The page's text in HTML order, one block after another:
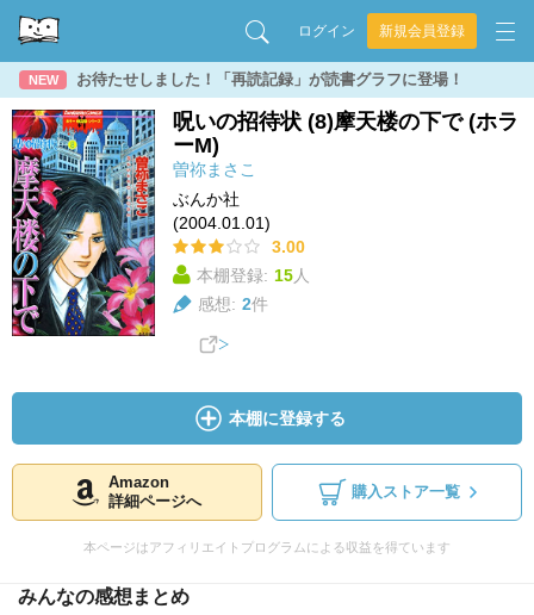
ログイン 新規会員登録
NEW お待たせしました！「再読記録」が読書グラフに登場！
呪いの招待状 (8)摩天楼の下で (ホラ
ーM)
曽祢まさこ
ぶんか社
(2004.01.01)
3.00
本棚登録: 15人
感想: 2件
本棚に登録する
Amazon
詳細ページへ
購入ストア一覧
本ページはアフィリエイトプログラムによる収益を得ています
みんなの感想まとめ